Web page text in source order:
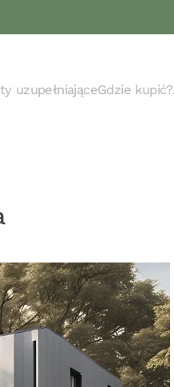
uzupełniająceGdzie kupić?